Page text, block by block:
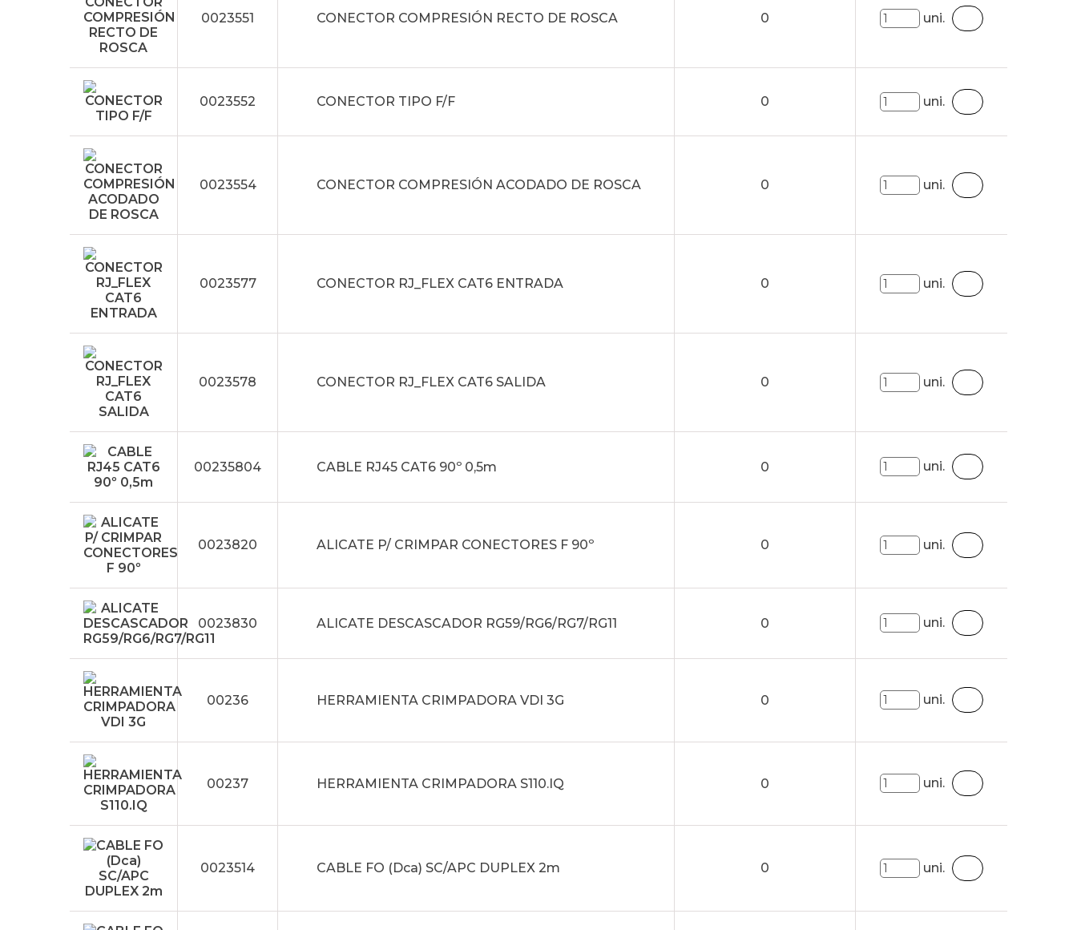
0023551 CONECTOR COMPRESIÓN RECTO DE ROSCA 0 uni.
0023552 CONECTOR TIPO F/F 0 uni.
0023554 CONECTOR COMPRESIÓN ACODADO DE ROSCA 0 uni.
0023577 CONECTOR RJ_FLEX CAT6 ENTRADA 0 uni.
0023578 CONECTOR RJ_FLEX CAT6 SALIDA 0 uni.
00235804 CABLE RJ45 CAT6 90º 0,5m 0 uni.
0023820 ALICATE P/ CRIMPAR CONECTORES F 90º 0 uni.
0023830 ALICATE DESCASCADOR RG59/RG6/RG7/RG11 0 uni.
00236 HERRAMIENTA CRIMPADORA VDI 3G 0 uni.
00237 HERRAMIENTA CRIMPADORA S110.IQ 0 uni.
0023514 CABLE FO (Dca) SC/APC DUPLEX 2m 0 uni.